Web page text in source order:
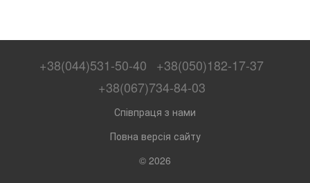
+38(044)531-50-40
+38(050)182-17-37
+38(067)734-84-03
Співпраця з нами
Повна версія сайту
© 2026